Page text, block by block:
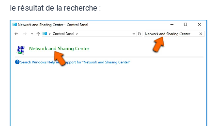
le résultat de la recherche :